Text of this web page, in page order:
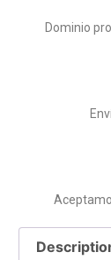
Dominio